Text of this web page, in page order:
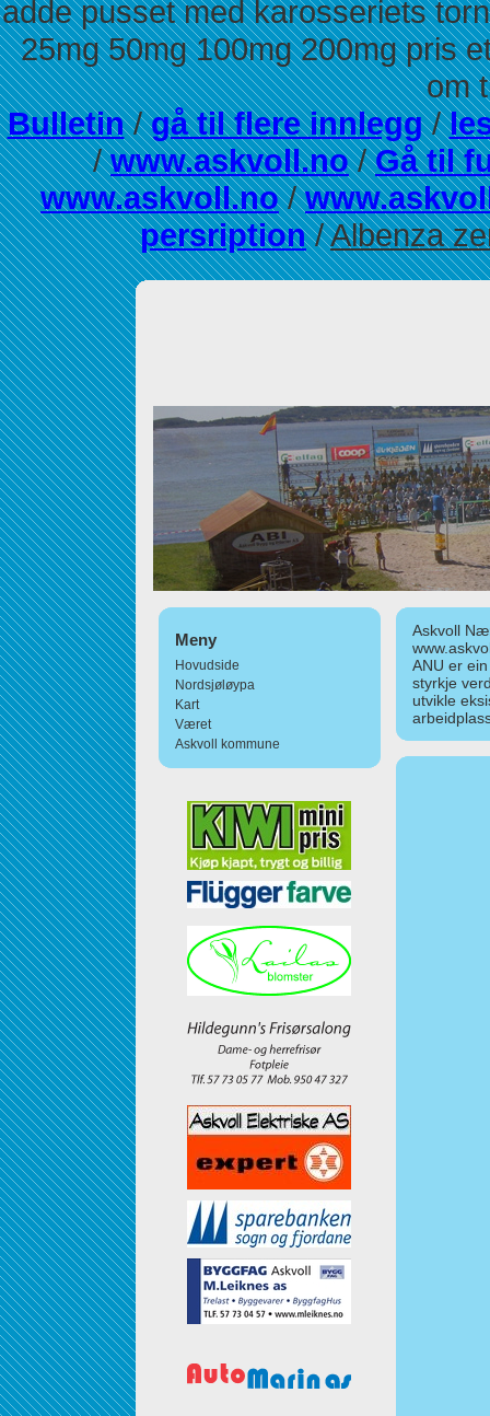
adde pusset med karosseriets
25mg 50mg 100mg 200mg pris
om
Bulletin/gå til flere innlegg/
/www.askvoll.no/Gå til
www.askvoll.no/
persription/Albenza
Meny
Hovudside
Nordsjøløypa
Kart
Været
Askvoll kommune
Askvoll
ANU er
styrkje
utvikle